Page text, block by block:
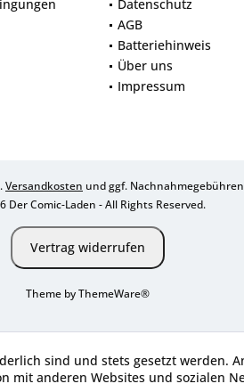
Datenschutz
AGB
Batteriehinweis
Über uns
Impressum
Versandkosten und ggf.
Der Comic-Laden - All Rights Reserved.
Vertrag widerrufen
Theme byThemeWare®
sind und stets gesetzt werden.
anderen Websites und sozialen